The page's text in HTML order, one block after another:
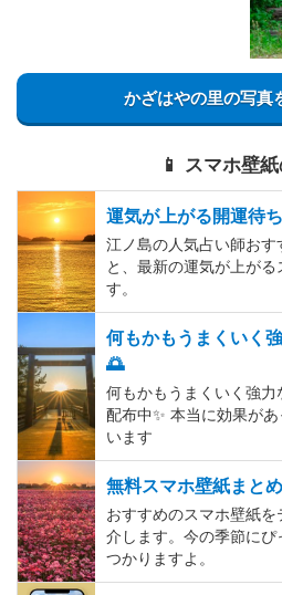
かざはやの里の写真
📱 スマホ壁
運気が上がる開運待
江ノ島の人気占い師おす
と、最新の運気が上がる
す。
何もかもうまくいく
🌅
何もかもうまくいく強
配布中✨️ 本当に効果が
います
無料スマホ壁紙まとめ
おすすめのスマホ壁紙
介します。今の季節にぴ
つかりますよ。